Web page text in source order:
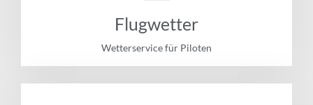
Flugwetter
Wetterservice für Piloten